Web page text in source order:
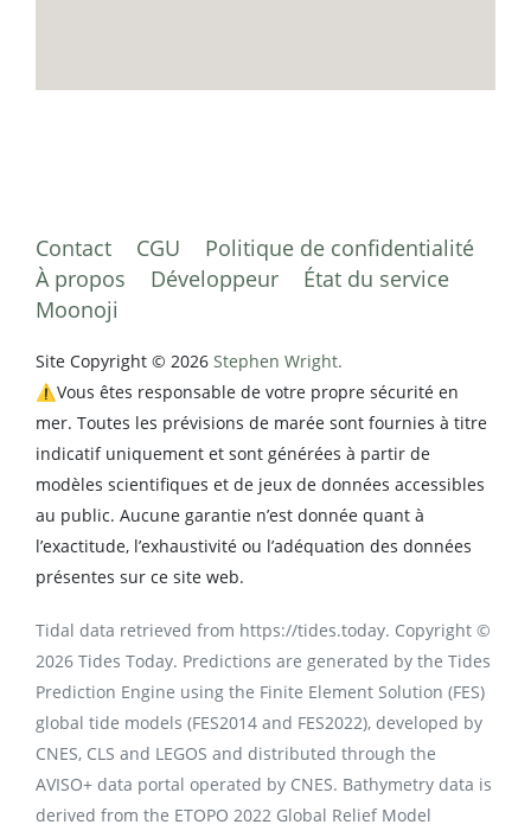
Contact CGU
Politique de confidentialité
À propos
Développeur
État du service
Moonoji
Site Copyright © 2026 Stephen Wright.
⚠️Vous êtes responsable de votre propre sécurité en
mer. Toutes les prévisions de marée sont fournies à titre
indicatif uniquement et sont générées à partir de
modèles scientifiques et de jeux de données accessibles
au public. Aucune garantie n’est donnée quant à
l’exactitude, l’exhaustivité ou l’adéquation des données
présentes sur ce site web.
Tidal data retrieved from https://tides.today. Copyright ©
2026 Tides Today. Predictions are generated by the Tides
Prediction Engine using the Finite Element Solution (FES)
global tide models (FES2014 and FES2022), developed by
CNES, CLS and LEGOS and distributed through the
AVISO+ data portal operated by CNES. Bathymetry data is
derived from the ETOPO 2022 Global Relief Model